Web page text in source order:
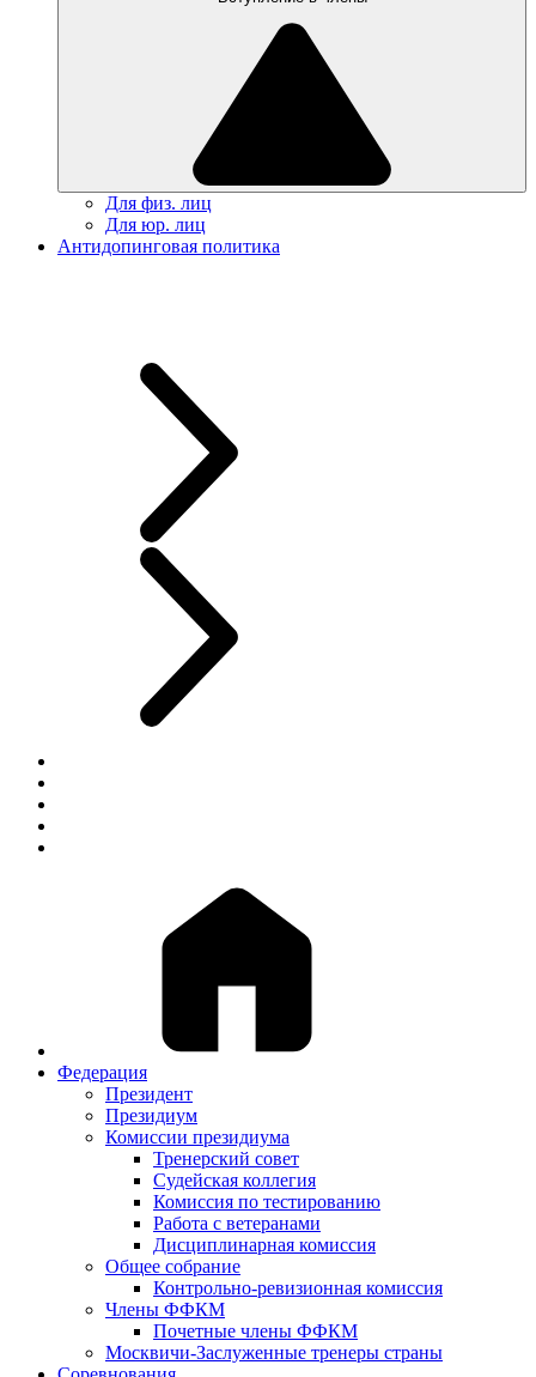
Для физ. лиц
Для юр. лиц
Антидопинговая политика
Федерация
Президент
Президиум
Комиссии президиума
Тренерский совет
Судейская коллегия
Комиссия по тестированию
Работа с ветеранами
Дисциплинарная комиссия
Общее собрание
Контрольно-ревизионная комиссия
Члены ФФКМ
Почетные члены ФФКМ
Москвичи-Заслуженные тренеры страны